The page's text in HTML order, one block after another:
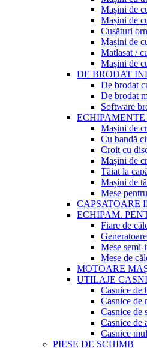
Mașini de
Mașini de
Cusături
Mașini de
Matlasat /
Mașini de
DE BRODAT
De brodat
De brodat
Software
Mașini de
Cu bandă
Croit cu
Mașini de
Tăiat la
Mașini de
Mese
CAPSATOARE
ECHIPAM.
Fiare de
Mese semi-
Mese de
MOTOARE
UTILAJE
Casnice de
Casnice de
Casnice de
Casnice de
Casnice
PIESE DE SCHIMB